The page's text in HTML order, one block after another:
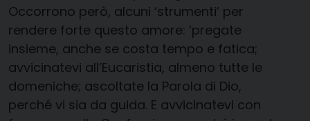
Occorrono però, alcuni ‘strumenti’ per
rendere forte questo amore: ‘pregate
insieme, anche se costa tempo e fatica;
avvicinatevi all’Eucaristia, almeno tutte le
domeniche; ascoltate la Parola di Dio,
perché vi sia da guida. E avvicinatevi con